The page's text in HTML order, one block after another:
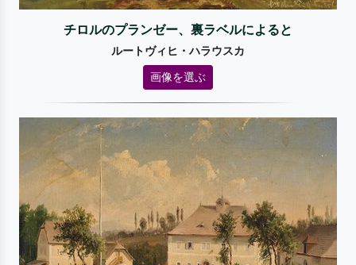
チロルのプランゼー、裏ラベルによると
ルートヴィヒ・ハラウスカ
画像を選ぶ